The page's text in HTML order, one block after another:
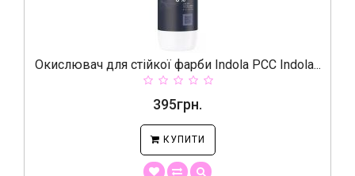
Окислювач для стійкої фарби Indola PCC Indola...
395грн.
КУПИТИ